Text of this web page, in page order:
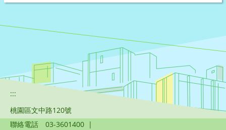
:::
桃園區文中路120號
聯絡電話
03-3601400 |